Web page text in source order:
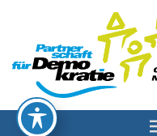
Partnerschaft